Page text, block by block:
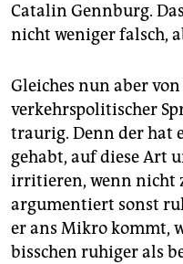
Catalin Gennburg.
nicht weniger falsch,
Gleiches nun aber
verkehrspolitischer
traurig. Denn der hat
gehabt, auf diese Art
irritieren, wenn nicht
argumentiert sonst
er ans Mikro kommt,
bisschen ruhiger als